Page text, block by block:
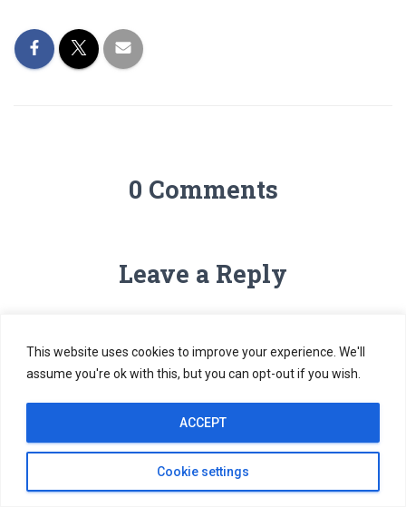
This website uses cookies to improve your experience. We'll
assume you're ok with this, but you can opt-out if you wish.
Cookie settings
ACCEPT
0 Comments
Leave a Reply
Website